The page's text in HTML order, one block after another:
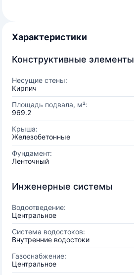
Характеристики
Конструктивные элементы
Несущие стены:
Кирпич
Площадь подвала, м²:
969.2
Крыша:
Железобетонные
Фундамент:
Ленточный
Инженерные системы
Водоотведение:
Центральное
Система водостоков:
Внутренние водостоки
Газоснабжение:
Центральное